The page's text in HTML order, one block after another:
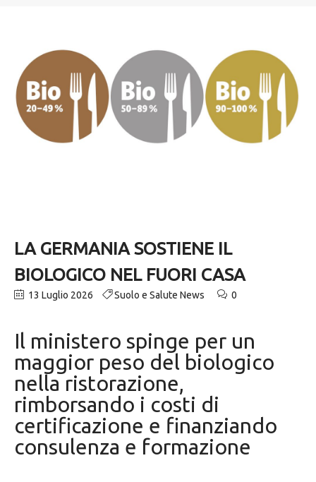
LA GERMANIA SOSTIENE IL
BIOLOGICO NEL FUORI CASA
13 Luglio 2026 Suolo e Salute News 0
Il ministero spinge per un
maggior peso del biologico
nella ristorazione,
rimborsando i costi di
certificazione e finanziando
consulenza e formazione